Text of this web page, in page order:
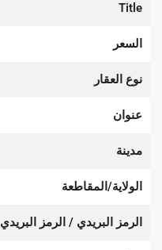
Title
السعر
نوع العقار
عنوان
مدينة
الولاية/المقاطعة
الرمز البريدي / الرمز البريدي